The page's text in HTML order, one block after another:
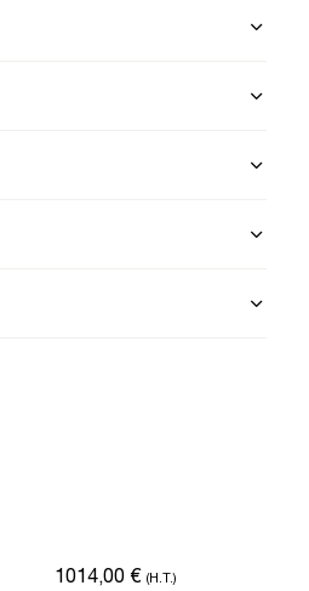
1014,00 € (H.T.)